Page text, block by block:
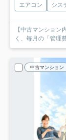
エアコン
シス
【中古マンショ
く、毎月の「管理
中古マンション